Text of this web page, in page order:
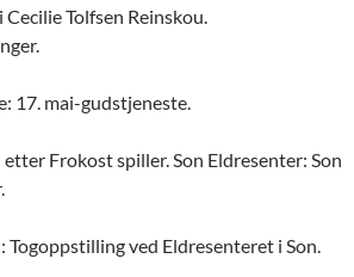
Tolfsen Reinskou.
17. mai-gudstjeneste.
etter Frokost spiller. Son Eldresenter: Son
Togoppstilling ved Eldresenteret i Son.